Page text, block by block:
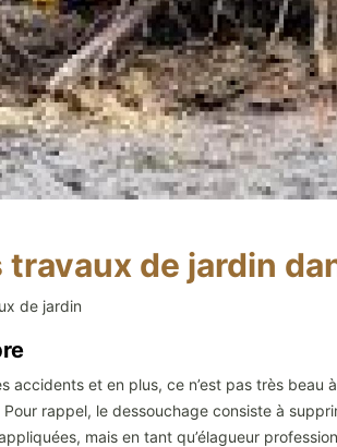
de jardin
de jardin
accidents et en plus, ce n’est pas très
rappel, le dessouchage consiste à
mais en tant qu’élagueur